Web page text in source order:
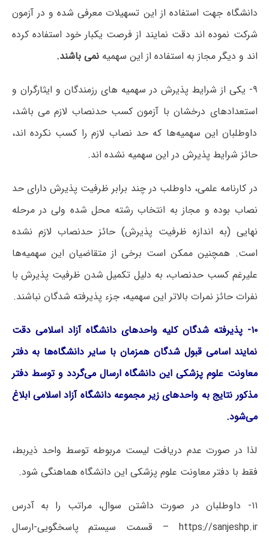
دانشگاه جهت استفاده از این تسهیلات معرفی شده و در آزمون
شرکت نموده اند دقت نمایند از فرصت یکبار خود استفاده کرده
اند و دیگر مجاز به استفاده از این سهمیه نمی باشند.
۹- یکی از شرایط پذیرش در سهمیه های رزمندگان و ایثارگران و
استعدادهای درخشان با آزمون کسب حدنصاب لازم می باشد،
داوطلبان این سهمیه‌ها که حد نصاب لازم را کسب نکرده اند،
حائز شرایط پذیرش در این سهمیه نشده اند.
در کارنامه علمی، داوطلب در چند برابر ظرفیت پذیرش دارای حد
نصاب بوده و مجاز به انتخاب رشته محل شده ولی در مرحله
نهایی (به اندازه ظرفیت پذیرش) حائز حدنصاب ﻻزم نشده
است. همچنین ممکن است برخی از متقاضیان این سهمیه‌ها
علیرغم کسب حدنصاب، به دلیل تکمیل شدن ظرفیت پذیرش با
نفرات حائز نمرات باﻻتر این سهمیه، جزء پذیرفته شدگان نباشند.
۱۰- پذیرفته شدگان کلیه واحدهای دانشگاه آزاد اسلامی دقت
نمایند اسامی قبول شدگان همزمان با سایر دانشگاه‌ها به دفتر
معاونت علوم پزشکی این دانشگاه ارسال می‌گردد و توسط دفتر
مذکور نتایج به واحدهای زیر مجموعه دانشگاه آزاد اسلامی ابلاغ
می‌شود.
لذا در صورت‌ عدم دریافت لیست مربوطه توسط واحد ذیربط،
فقط با دفتر معاونت علوم پزشکی این دانشگاه هماهنگی شود.
۱۱- داوطلبان در صورت داشتن سوال، مراتب را به آدرس
https://sanjeshp.ir – قسمت سیستم پاسخگویی-ارسال